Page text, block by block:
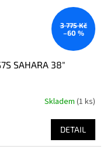
3 775 Kč
–60 %
SAHARA 38"
Skladem (1 ks)
DETAIL